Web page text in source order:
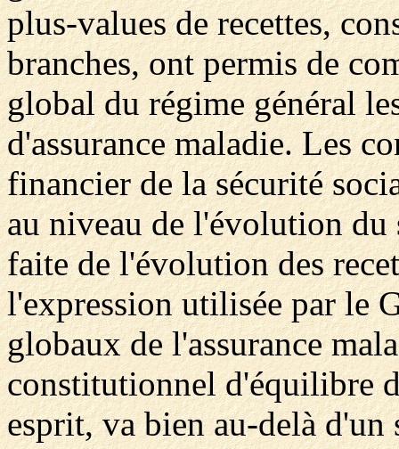
plus-values de recettes,
branches, ont permis de
global du régime général
d'assurance maladie. Les
financier de la sécurité
au niveau de l'évolution
faite de l'évolution des
l'expression utilisée par le
globaux de l'assurance
constitutionnel d'équilibre
esprit, va bien au-delà